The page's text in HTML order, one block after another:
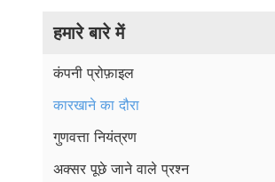
हमारे बारे में
कंपनी प्रोफ़ाइल
कारखाने का दौरा
गुणवत्ता नियंत्रण
अक्सर पूछे जाने वाले प्रश्न